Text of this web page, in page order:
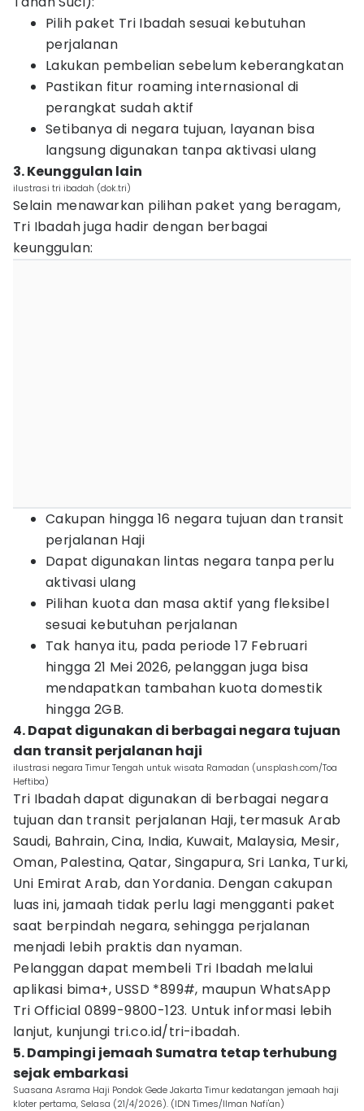
Pilih paket Tri Ibadah sesuai kebutuhan
perjalanan
Lakukan pembelian sebelum keberangkatan
Pastikan fitur roaming internasional di
perangkat sudah aktif
Setibanya di negara tujuan, layanan bisa
langsung digunakan tanpa aktivasi ulang
3. Keunggulan lain
ilustrasi tri ibadah (dok.tri)
Selain menawarkan pilihan paket yang beragam,
Tri Ibadah juga hadir dengan berbagai
keunggulan:
Cakupan hingga 16 negara tujuan dan transit
perjalanan Haji
Dapat digunakan lintas negara tanpa perlu
aktivasi ulang
Pilihan kuota dan masa aktif yang fleksibel
sesuai kebutuhan perjalanan
Tak hanya itu, pada periode 17 Februari
hingga 21 Mei 2026, pelanggan juga bisa
mendapatkan tambahan kuota domestik
hingga 2GB.
4. Dapat digunakan di berbagai negara tujuan
dan transit perjalanan haji
ilustrasi negara Timur Tengah untuk wisata Ramadan (unsplash.com/Toa
Heftiba)
Tri Ibadah dapat digunakan di berbagai negara
tujuan dan transit perjalanan Haji, termasuk Arab
Saudi, Bahrain, Cina, India, Kuwait, Malaysia, Mesir,
Oman, Palestina, Qatar, Singapura, Sri Lanka, Turki,
Uni Emirat Arab, dan Yordania. Dengan cakupan
luas ini, jamaah tidak perlu lagi mengganti paket
saat berpindah negara, sehingga perjalanan
menjadi lebih praktis dan nyaman.
Pelanggan dapat membeli Tri Ibadah melalui
aplikasi bima+, USSD *899#, maupun WhatsApp
Tri Official 0899-9800-123. Untuk informasi lebih
lanjut, kunjungi tri.co.id/tri-ibadah.
5. Dampingi jemaah Sumatra tetap terhubung
sejak embarkasi
Suasana Asrama Haji Pondok Gede Jakarta Timur kedatangan jemaah haji
kloter pertama, Selasa (21/4/2026). (IDN Times/Ilman Nafi'an)